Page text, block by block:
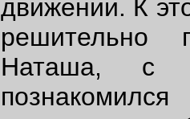
движении. К
решительно
Наташа, с